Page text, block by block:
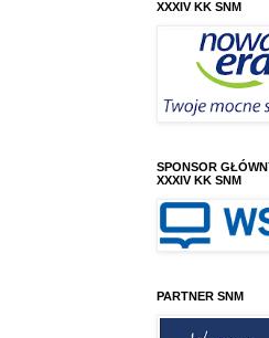
XXXIV KK SNM
SPONSOR
XXXIV KK SNM
PARTNER SNM